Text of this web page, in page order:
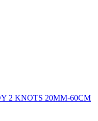
2 KNOTS 20MM-60CM